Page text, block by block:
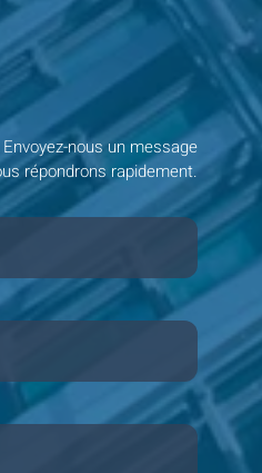
Envoyez-nous un message
répondrons rapidement.